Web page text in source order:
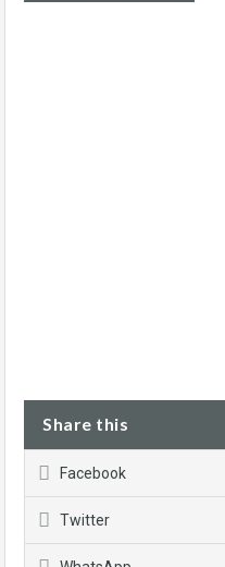
Share this
Facebook
Twitter